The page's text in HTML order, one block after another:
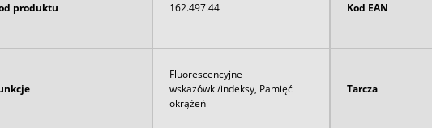
produktu 162.497.44 Kod EAN
Fluorescencyjne
wskazówki/indeksy, Pamięć
okrążeń
Tarcza